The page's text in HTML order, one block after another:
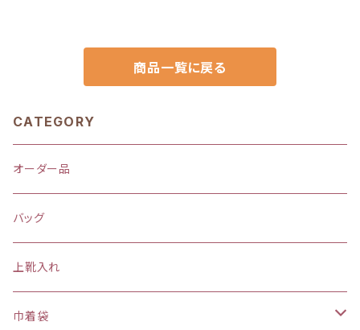
商品一覧に戻る
CATEGORY
オーダー品
バッグ
上靴入れ
巾着袋